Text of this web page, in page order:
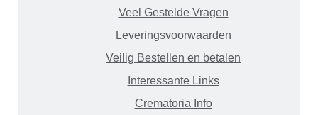
Veel Gestelde Vragen
Leveringsvoorwaarden
Veilig Bestellen en betalen
Interessante Links
Crematoria Info